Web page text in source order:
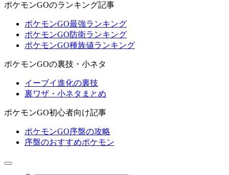
ポケモンGOのランキング記事
ポケモンGO最強ランキング
ポケモンGO防衛ランキング
ポケモンGO種族値ランキング
ポケモンGOの裏技・小ネタ
イーブイ進化の裏技
裏ワザ・小ネタまとめ
ポケモンGO初心者向け記事
ポケモンGO序盤の攻略
序盤のおすすめポケモン